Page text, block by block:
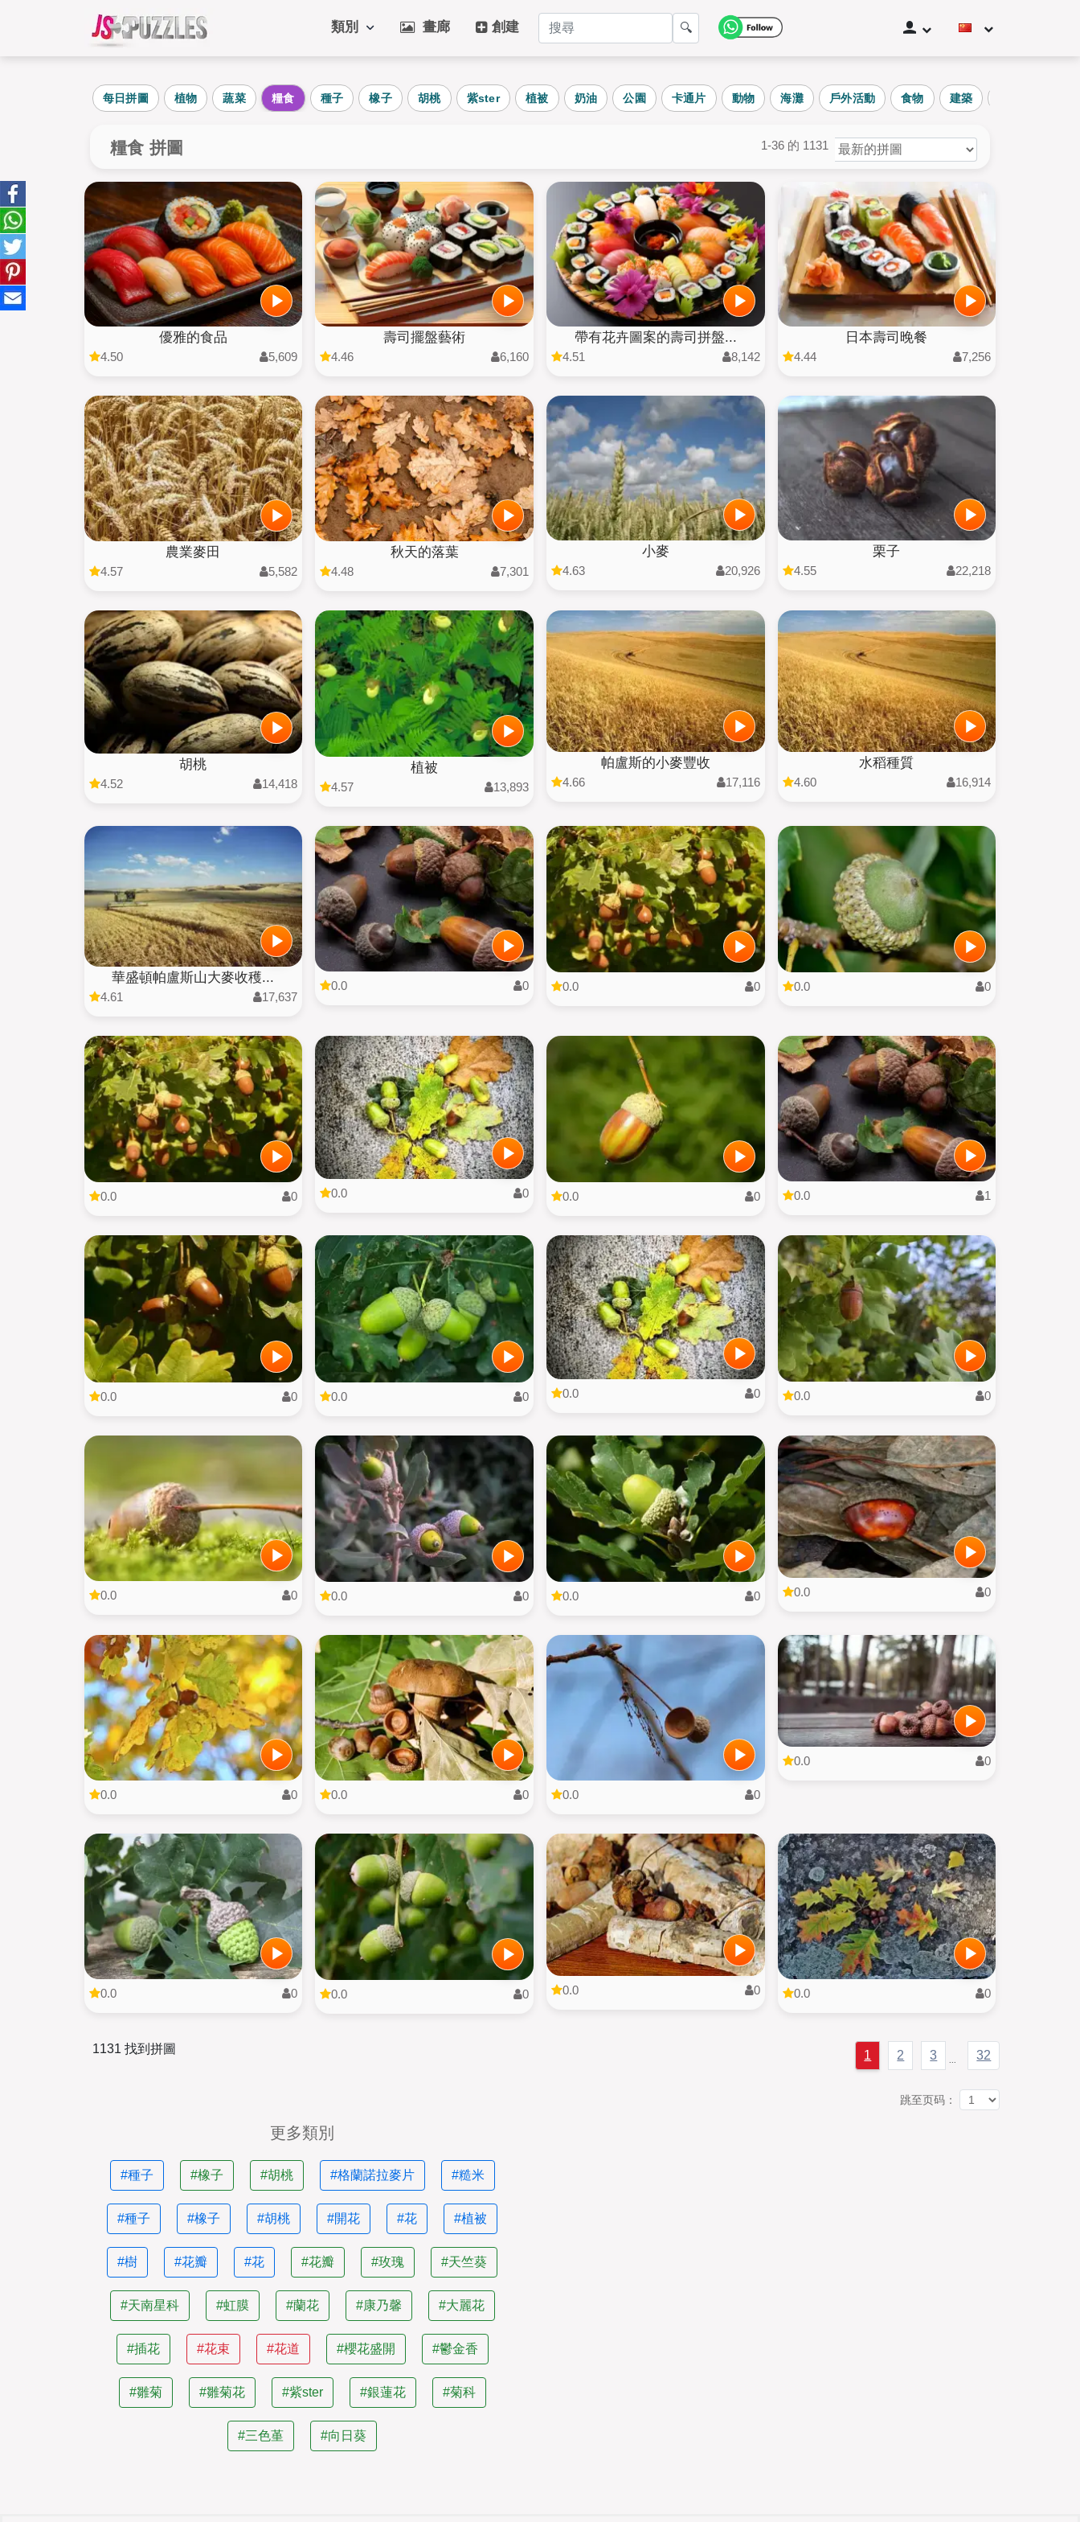
類別
每日
景觀
蛋糕
孩子們
藝術
植物
建築
AI Art
貓
車輛
使用者拼圖
所有类别
畫廊 創建 🔍
每日拼圖 植物 蔬菜 糧食 種子 橡子 胡桃 紫ster 植被 奶油 公園 卡通片 動物 海灘 戶外活動 食物 建築
糧食 拼圖 1-36 的 1131
優雅的食品
4.50 5,609
壽司擺盤藝術
4.46 6,160
帶有花卉圖案的壽司拼盤...
4.51 8,142
日本壽司晚餐
4.44 7,256
農業麥田
4.57 5,582
秋天的落葉
4.48 7,301
小麥
4.63 20,926
栗子
4.55 22,218
胡桃
4.52 14,418
植被
4.57 13,893
帕盧斯的小麥豐收
4.66 17,116
水稻種質
4.60 16,914
華盛頓帕盧斯山大麥收穫...
4.61 17,637
0.0 0 0.0 0 0.0 0
0.0 0 0.0 0 0.0 0 0.0 1
0.0 0 0.0 0 0.0 0 0.0 0
0.0 0 0.0 0 0.0 0 0.0 0
0.0 0 0.0 0 0.0 0
0.0 0
0.0 0 0.0 0 0.0 0 0.0 0
1131 找到拼圖 1 2 3 32
跳至页码：
更多類別
#種子 #橡子 #胡桃 #格蘭諾拉麥片 #糙米
#種子 #橡子 #胡桃 #開花 #花 #植被
#樹 #花瓣 #花 #花瓣 #玫瑰 #天竺葵
#天南星科 #虹膜 #蘭花 #康乃馨 #大麗花
#插花 #花束 #花道 #櫻花盛開 #鬱金香
#雛菊 #雛菊花 #紫ster #銀蓮花 #菊科
#三色堇 #向日葵